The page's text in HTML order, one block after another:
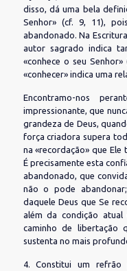
disso, dá uma bela
Senhor» (cf. 9, 11),
abandonado. Na
autor sagrado indica
«conhece o seu
«conhecer» indica uma
Encontramo-nos
impressionante, que
grandeza de Deus,
força criadora supera
na «recordação» que Ele
É precisamente esta
abandonado, que
não o pode
daquele Deus que Se
além da condição
caminho de libertação
sustenta no mais
4. Constitui um refrão